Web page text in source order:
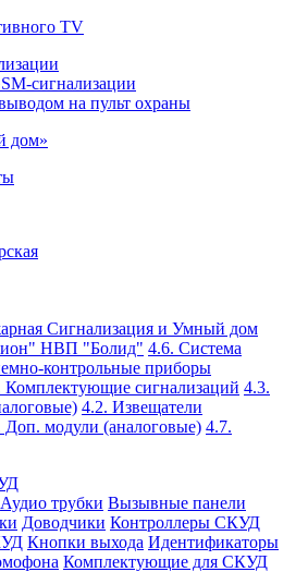
TV
сигнализации
на пульт охраны
дом»
Сигнализация и Умный дом
НВП "Болид" 4.6. Система
контрольные приборы
Комплектующие сигнализаций 4.3.
4.2. Извещатели
Доп. модули (аналоговые) 4.7.
Аудио трубки Вызывные панели
Доводчики Контроллеры СКУД
Кнопки выхода Идентификаторы
Комплектующие для СКУД